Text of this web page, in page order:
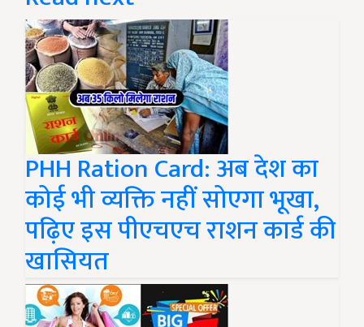
PHH Ration Card: अब देश का
कोई भी व्यक्ति नहीं सोएगा भूखा,
पढ़िए इस पीएचएच राशन कार्ड की
खासियत